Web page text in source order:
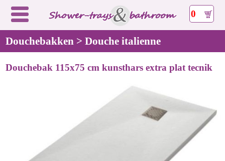
0
Douchebakken > Douche italienne
Douchebak 115x75 cm kunsthars extra plat tecnik